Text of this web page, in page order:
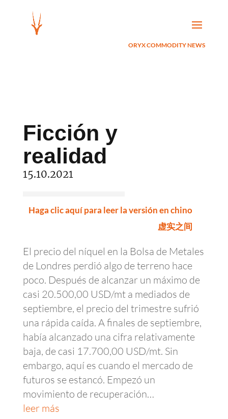
ORYX COMMODITY NEWS
Ficción y
realidad
15.10.2021
Haga clic aquí para leer la versión en chino
虚实之间
El precio del níquel en la Bolsa de Metales
de Londres perdió algo de terreno hace
poco. Después de alcanzar un máximo de
casi 20.500,00 USD/mt a mediados de
septiembre, el precio del trimestre sufrió
una rápida caída. A finales de septiembre,
había alcanzado una cifra relativamente
baja, de casi 17.700,00 USD/mt. Sin
embargo, aquí es cuando el mercado de
futuros se estancó. Empezó un
movimiento de recuperación…
leer más